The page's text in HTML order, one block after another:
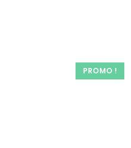
PROMO !